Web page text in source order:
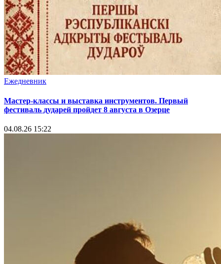
Ежедневник
Мастер-классы и выставка инструментов. Первый
фестиваль дударей пройдет 8 августа в Озерце
04.08.26 15:22